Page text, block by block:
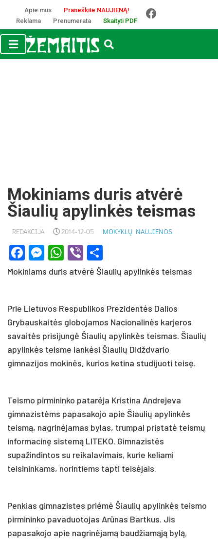
Apie mus
Praneškite NAUJIENĄ!
Reklama
Prenumerata Skaityti PDF
Mokiniams duris atvėrė
Šiaulių apylinkės teismas
REDAKCIJA 2014-12-05 MOKYKLŲ NAUJIENOS
Facebook
Messenger
WhatsApp
Viber
Mokiniams duris atvėrė Šiaulių apylinkės teismas
Prie Lietuvos Respublikos Prezidentės Dalios
Grybauskaitės globojamos Nacionalinės karjeros
savaitės prisijungė Šiaulių apylinkės teismas. Šiaulių
apylinkės teisme lankėsi Šiaulių Didždvario
gimnazijos mokinės, kurios ketina studijuoti teisę.
Teismo pirmininko patarėja Kristina Andrejeva
gimnazistėms papasakojo apie Šiaulių apylinkės
teismą, nagrinėjamas bylas, trumpai pristatė teismų
informacinę sistemą LITEKO. Gimnazistės
supažindintos su reikalavimais, kurie keliami
teisininkams, norintiems tapti teisėjais.
Penkias gimnazistes priėmė Šiaulių apylinkės teismo
pirmininko pavaduotojas Arūnas Bartkus. Jis
papasakojo apie nagrinėjamą baudžiamąją bylą,